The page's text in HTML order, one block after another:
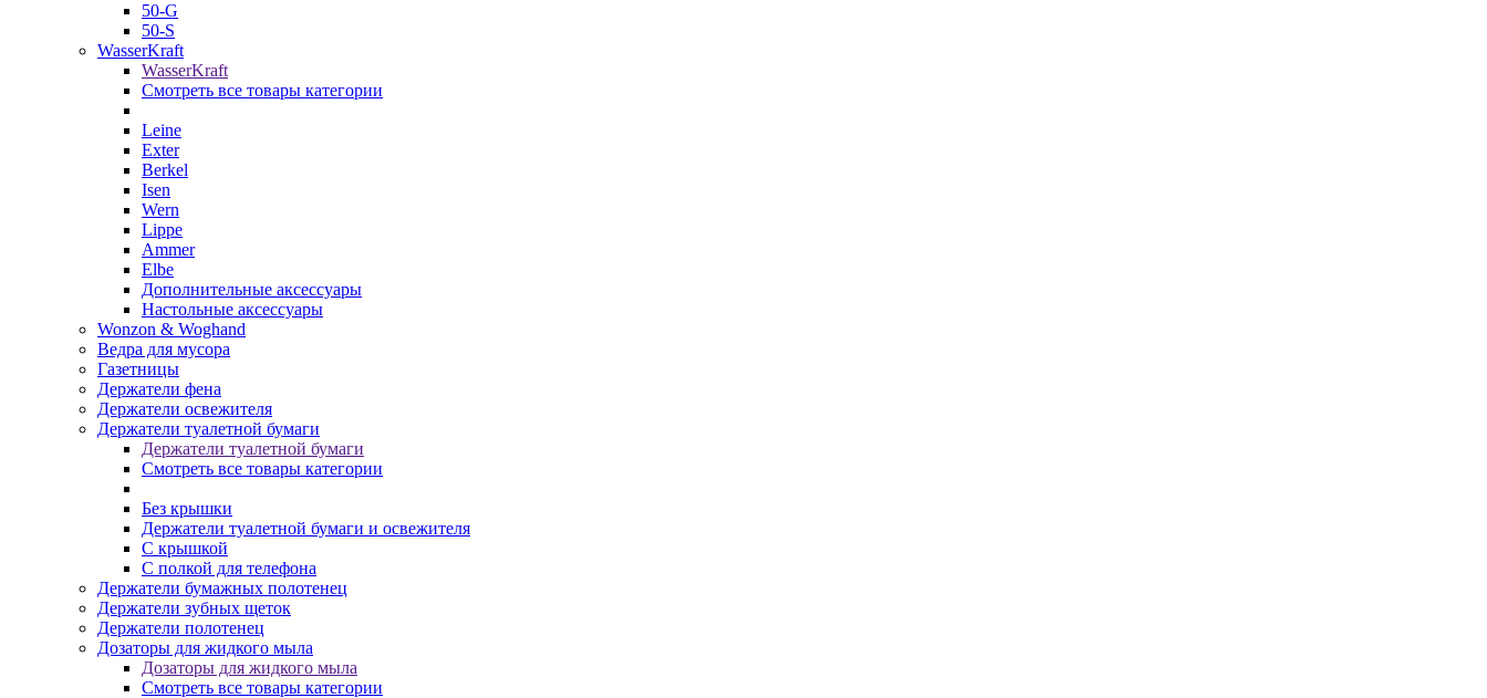
50-G
50-S
WasserKraft
WasserKraft
Смотреть все товары категории
Leine
Exter
Berkel
Isen
Wern
Lippe
Ammer
Elbe
Дополнительные аксессуары
Настольные аксессуары
Wonzon & Woghand
Ведра для мусора
Газетницы
Держатели фена
Держатели освежителя
Держатели туалетной бумаги
Держатели туалетной бумаги
Смотреть все товары категории
Без крышки
Держатели туалетной бумаги и освежителя
С крышкой
С полкой для телефона
Держатели бумажных полотенец
Держатели зубных щеток
Держатели полотенец
Дозаторы для жидкого мыла
Дозаторы для жидкого мыла
Смотреть все товары категории